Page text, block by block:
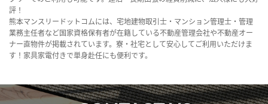
評！
熊本マンスリードットコムには、宅地建物取引士・マンション管理士・管理
業務主任者など国家資格保有者が在籍している不動産管理会社や不動産オー
ナー直物件が掲載されています。寮・社宅として安心してご利用いただけま
す！家具家電付きで単身赴任にも便利です。